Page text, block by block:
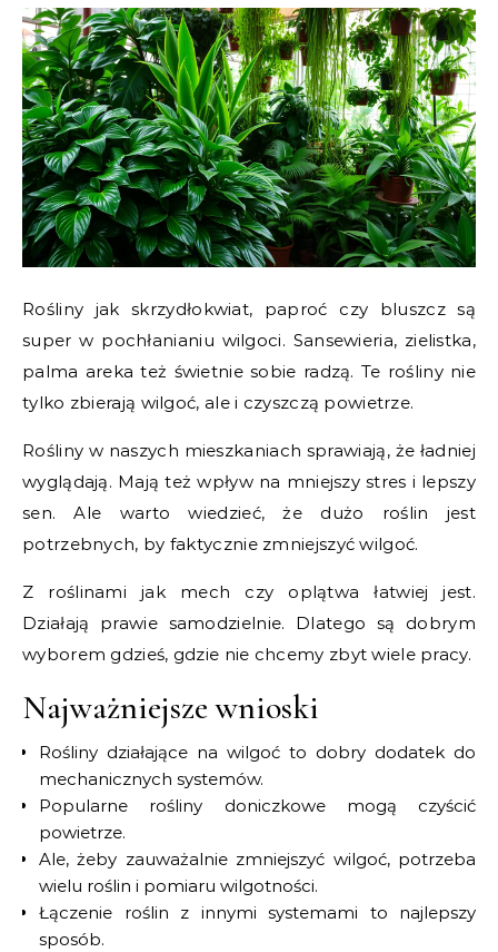
Rośliny jak skrzydłokwiat, paproć czy bluszcz są
super w pochłanianiu wilgoci. Sansewieria, zielistka,
palma areka też świetnie sobie radzą. Te rośliny nie
tylko zbierają wilgoć, ale i czyszczą powietrze.
Rośliny w naszych mieszkaniach sprawiają, że ładniej
wyglądają. Mają też wpływ na mniejszy stres i lepszy
sen. Ale warto wiedzieć, że dużo roślin jest
potrzebnych, by faktycznie zmniejszyć wilgoć.
Z roślinami jak mech czy oplątwa łatwiej jest.
Działają prawie samodzielnie. Dlatego są dobrym
wyborem gdzieś, gdzie nie chcemy zbyt wiele pracy.
Najważniejsze wnioski
Rośliny działające na wilgoć to dobry dodatek do
mechanicznych systemów.
Popularne rośliny doniczkowe mogą czyścić
powietrze.
Ale, żeby zauważalnie zmniejszyć wilgoć, potrzeba
wielu roślin i pomiaru wilgotności.
Łączenie roślin z innymi systemami to najlepszy
sposób.